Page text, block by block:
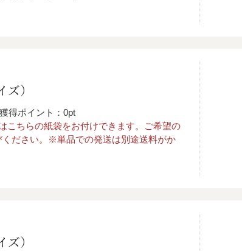
）
獲得ポイント：0pt
こちらの紙袋をお付けできます。ご希望の
ください。※単品での発送は別途送料がか
）